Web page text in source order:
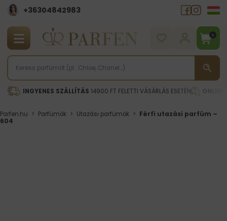
+36304842983
0
INGYENES SZÁLLÍTÁS 14900 FT FELETTI VÁSÁRLÁS ESETÉN
Parfen.hu > Parfümök > Utazási parfümök > Férfi utazási parfüm –
604